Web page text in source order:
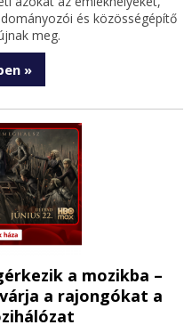
és közösségépítő
meg.
»
a mozikba –
a rajongókat a